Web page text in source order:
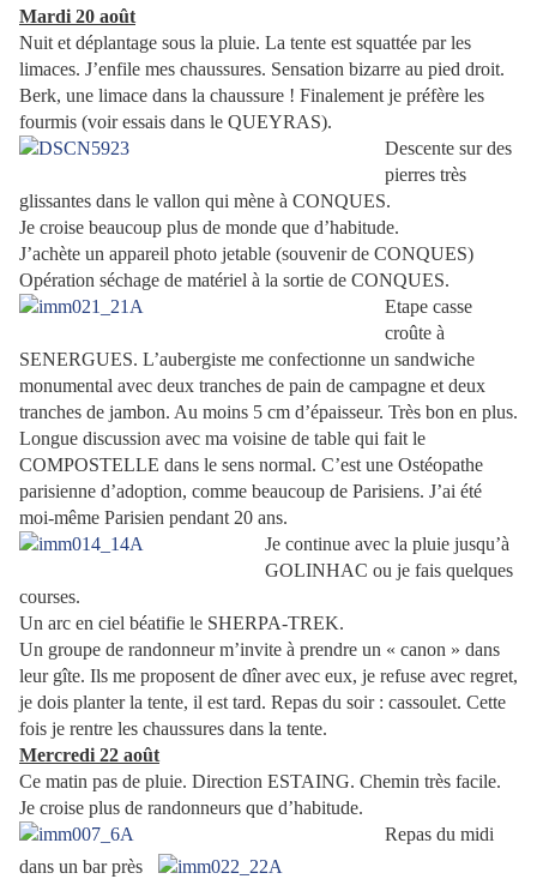
Mardi 20 août
Nuit et déplantage sous la pluie. La tente est squattée par les
limaces. J’enfile mes chaussures. Sensation bizarre au pied droit.
Berk, une limace dans la chaussure ! Finalement je préfère les
fourmis (voir essais dans le QUEYRAS).
Descente sur des
pierres très
glissantes dans le vallon qui mène à CONQUES.
Je croise beaucoup plus de monde que d’habitude.
J’achète un appareil photo jetable (souvenir de CONQUES)
Opération séchage de matériel à la sortie de CONQUES.
Etape casse
croûte à
SENERGUES. L’aubergiste me confectionne un sandwiche
monumental avec deux tranches de pain de campagne et deux
tranches de jambon. Au moins 5 cm d’épaisseur. Très bon en plus.
Longue discussion avec ma voisine de table qui fait le
COMPOSTELLE dans le sens normal. C’est une Ostéopathe
parisienne d’adoption, comme beaucoup de Parisiens. J’ai été
moi-même Parisien pendant 20 ans.
Je continue avec la pluie jusqu’à
GOLINHAC ou je fais quelques
courses.
Un arc en ciel béatifie le SHERPA-TREK.
Un groupe de randonneur m’invite à prendre un « canon » dans
leur gîte. Ils me proposent de dîner avec eux, je refuse avec regret,
je dois planter la tente, il est tard. Repas du soir : cassoulet. Cette
fois je rentre les chaussures dans la tente.
Mercredi 22 août
Ce matin pas de pluie. Direction ESTAING. Chemin très facile.
Je croise plus de randonneurs que d’habitude.
Repas du midi
dans un bar près